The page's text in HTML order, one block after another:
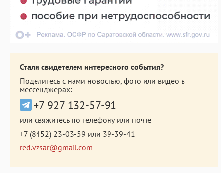
Стали свидетелем интересного события?
Поделитесь с нами новостью, фото или видео в
мессенджерах:
+7 927 132-57-91
или свяжитесь по телефону или почте
+7 (8452) 23-03-59 или 39-39-41
red.vzsar@gmail.com